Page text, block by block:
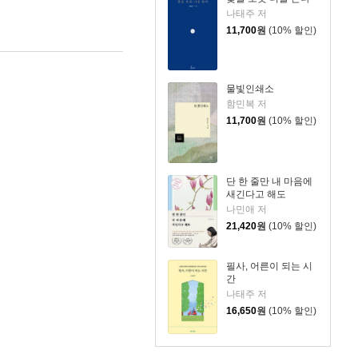
나태주 저
11,700원 (10% 할인)
물빛인쇄소
함민복 저
11,700원 (10% 할인)
단 한 줄만 내 마음에
새긴다고 해도
나민애 저
21,420원 (10% 할인)
필사, 어른이 되는 시
간
나태주 저
16,650원 (10% 할인)